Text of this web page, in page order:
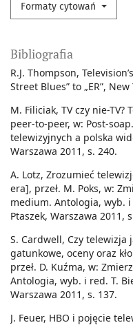
Formaty cytowań
Bibliografia
R.J. Thompson,
Street Blues” to „ER”, New
M. Filiciak, TV czy nie-
peer-to-peer, w: Post-
telewizyjnych a polska
Warszawa 2011, s. 240.
A. Lotz, Zrozumieć
era], przeł. M. Poks, w:
medium. Antologia, wyb. i
Ptaszek, Warszawa 2011,
S. Cardwell, Czy telewizja
gatunkowe, oceny oraz
przeł. D. Kuźma, w:
Antologia, wyb. i red. T.
Warszawa 2011, s. 137.
J. Feuer, HBO i pojęcie